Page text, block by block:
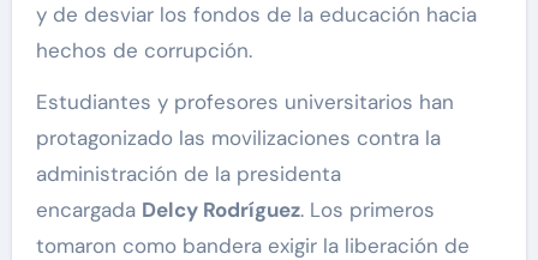
y de desviar los fondos de la educación hacia
hechos de corrupción.
Estudiantes y profesores universitarios han
protagonizado las movilizaciones contra la
administración de la presidenta
encargada Delcy Rodríguez. Los primeros
tomaron como bandera exigir la liberación de